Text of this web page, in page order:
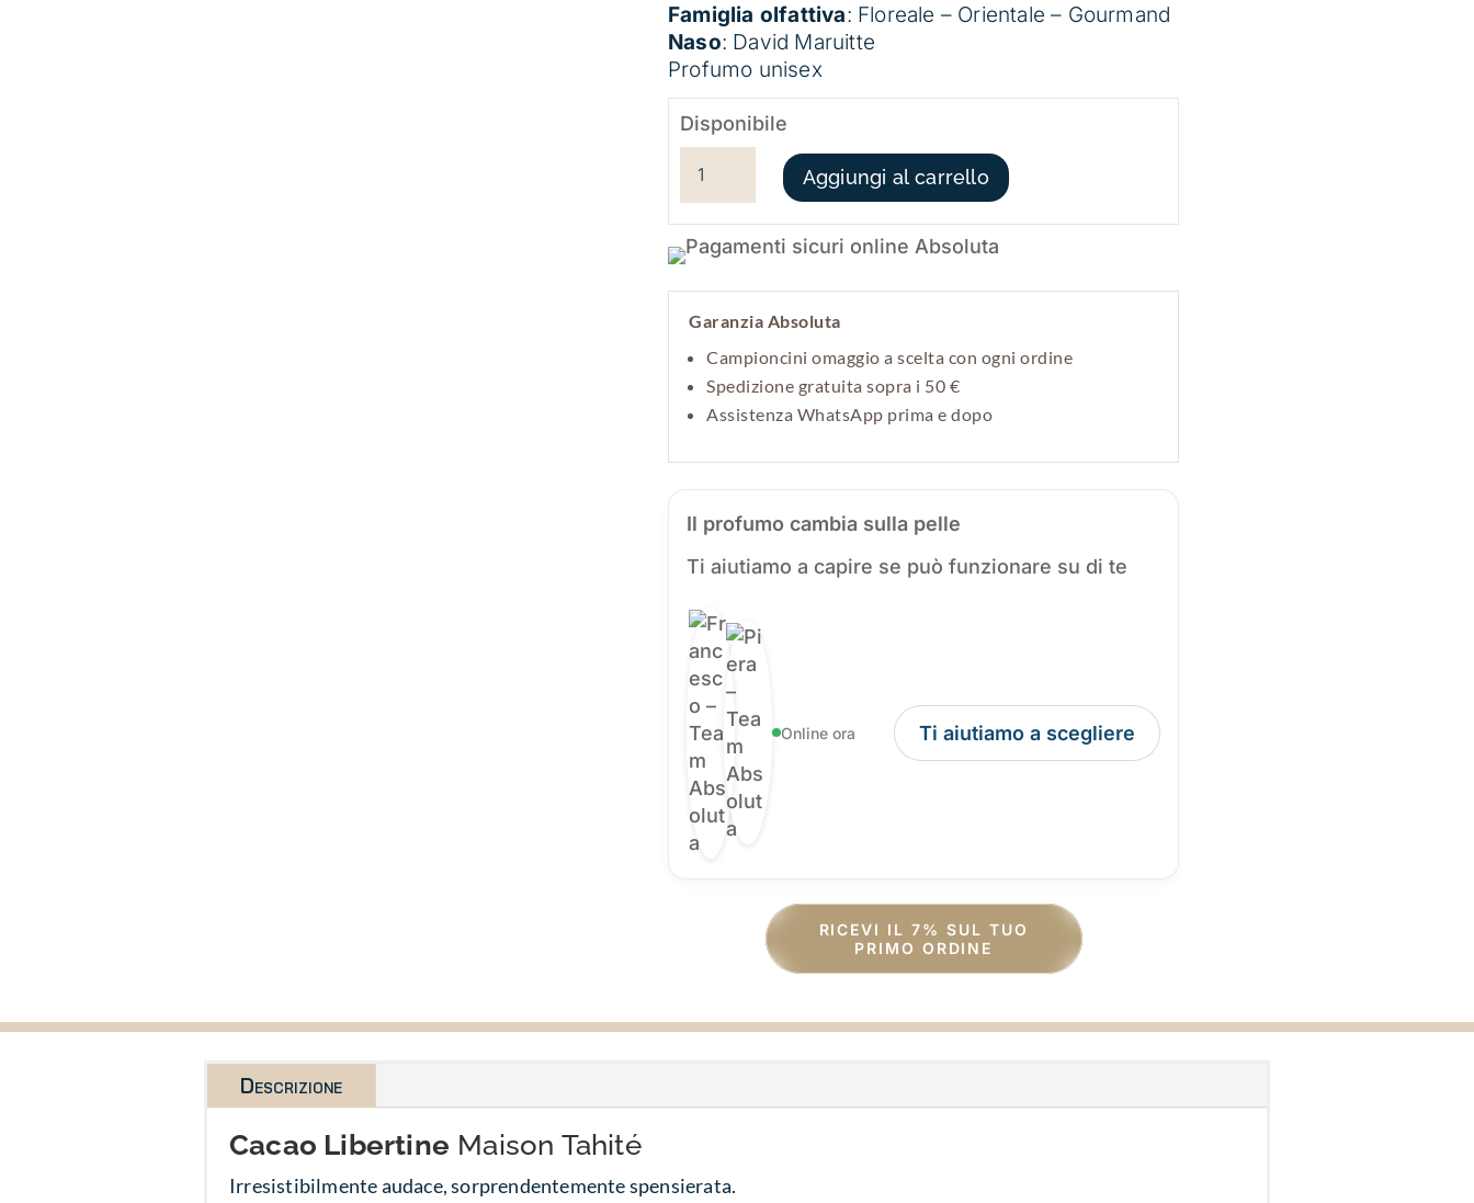
Famiglia olfattiva: Floreale – Orientale – Gourmand
Naso: David Maruitte
Profumo unisex
Disponibile
CACAO LIBERTINE QUANTITÀ
Aggiungi al carrello
Garanzia Absoluta
Campioncini omaggio a scelta con ogni ordine
Spedizione gratuita sopra i 50 €
Assistenza WhatsApp prima e dopo
Il profumo cambia sulla pelle
Ti aiutiamo a capire se può funzionare su di te
Online ora Ti aiutiamo a scegliere
RICEVI IL 7% SUL TUO
PRIMO ORDINE
Descrizione
Cacao Libertine Maison Tahité
Irresistibilmente audace, sorprendentemente spensierata.